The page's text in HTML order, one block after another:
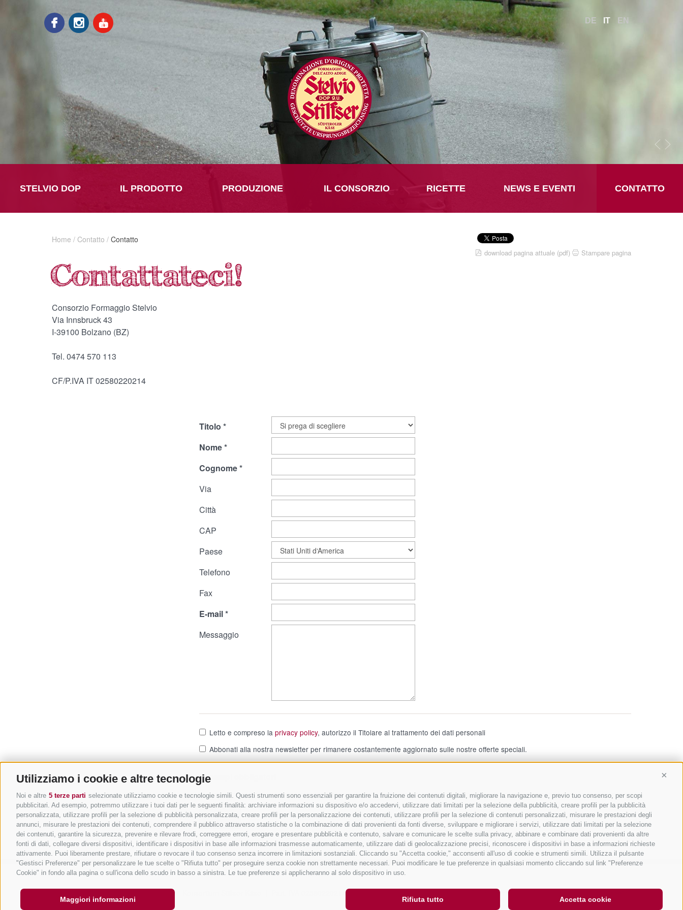
Utilizziamo i cookie e altre tecnologie
Noi e altre 5 terze parti selezionate utilizziamo cookie e tecnologie simili. Questi strumenti sono essenziali per garantire la fruizione dei contenuti digitali, migliorare la navigazione e, previo tuo consenso, per scopi
pubblicitari. Ad esempio, potremmo utilizzare i tuoi dati per le seguenti finalità: archiviare informazioni su dispositivo e/o accedervi, utilizzare dati limitati per la selezione della pubblicità, creare profili per la pubblicità
personalizzata, utilizzare profili per la selezione di pubblicità personalizzata, creare profili per la personalizzazione dei contenuti, utilizzare profili per la selezione di contenuti personalizzati, misurare le prestazioni degli
annunci, misurare le prestazioni dei contenuti, comprendere il pubblico attraverso statistiche o la combinazione di dati provenienti da fonti diverse, sviluppare e migliorare i servizi, utilizzare dati limitati per la selezione
dei contenuti, garantire la sicurezza, prevenire e rilevare frodi, correggere errori, erogare e presentare pubblicità e contenuto, salvare e comunicare le scelte sulla privacy, abbinare e combinare dati provenienti da altre
fonti di dati, collegare diversi dispositivi, identificare i dispositivi in base alle informazioni trasmesse automaticamente, utilizzare dati di geolocalizzazione precisi, riconoscere i dispositivi in base a informazioni richieste
attivamente. Puoi liberamente prestare, rifiutare o revocare il tuo consenso senza incorrere in limitazioni sostanziali. Cliccando su "Accetta cookie," acconsenti all'uso di cookie e strumenti simili. Utilizza il pulsante
"Gestisci Preferenze" per personalizzare le tue scelte o "Rifiuta tutto" per proseguire senza cookie non strettamente necessari. Puoi modificare le tue preferenze in qualsiasi momento cliccando sul link "Preferenze
Cookie" in fondo alla pagina o sull'icona dello scudo in basso a sinistra. Le tue preferenze si applicheranno al solo dispositivo in uso.
Accetta cookie
Rifiuta tutto
Maggiori informazioni
DE IT EN
STELVIO DOP IL PRODOTTO PRODUZIONE IL CONSORZIO RICETTE NEWS E EVENTI CONTATTO
download pagina attuale (pdf) Stampare pagina
Home / Contatto / Contatto
Consorzio Formaggio Stelvio
Via Innsbruck 43
I-39100 Bolzano (BZ)
Tel. 0474 570 113
CF/P.IVA IT 02580220214
Titolo
Nome
Cognome
Via
Città
CAP
Paese
Telefono
Fax
E-mail
Messaggio
Letto e compreso la privacy policy, autorizzo il Titolare al trattamento dei dati personali
Abbonati alla nostra newsletter per rimanere costantemente aggiornato sulle nostre offerte speciali.
*= campi obbligatori
Invia
Part. IVA 02580220214 | Privacy